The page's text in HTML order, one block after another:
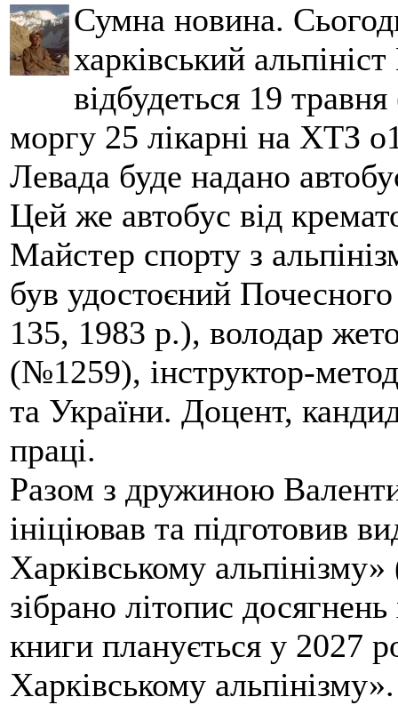
Сумна новина.
харківський
відбудеться 19
моргу 25 лікарні на ХТЗ
Левада буде надано
Цей же автобус від
Майстер спорту з
був удостоєний
135, 1983 р.), володар
(№1259), інструктор-
та України. Доцент,
праці.
Разом з дружиною
ініціював та підготовив
Харківському
зібрано літопис
книги планується у 2027
Харківському альпінізму».